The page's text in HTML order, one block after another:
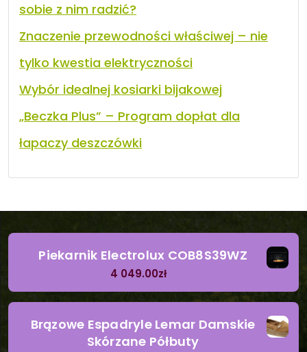
sobie z nim radzić?
Znaczenie przewodności właściwej – nie
tylko kwestia elektryczności
Wybór idealnej kosiarki bijakowej
„Beczka Plus” – Program dopłat dla
łapaczy deszczówki
Piekarnik Electrolux COB8S39WZ
4 049.00zł
Brązowe Espadryle Lemar Damskie
Skórzane Półbuty